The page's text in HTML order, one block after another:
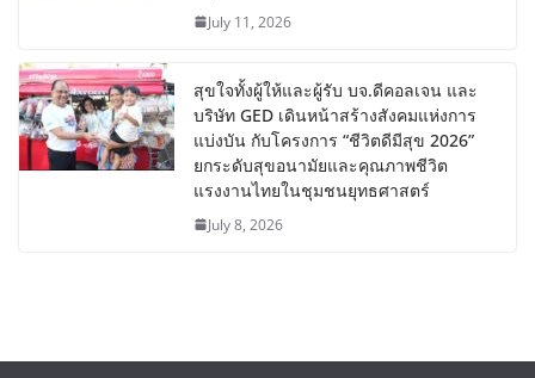
July 11, 2026
สุขใจทั้งผู้ให้และผู้รับ บจ.ดีคอลเจน และ
บริษัท GED เดินหน้าสร้างสังคมแห่งการ
แบ่งบัน​ กับโครงการ “ชีวิตดีมีสุข 2026”
ยกระดับสุขอนามัยและคุณภาพชีวิต
แรงงานไทยในชุมชนยุทธศาสตร์
July 8, 2026